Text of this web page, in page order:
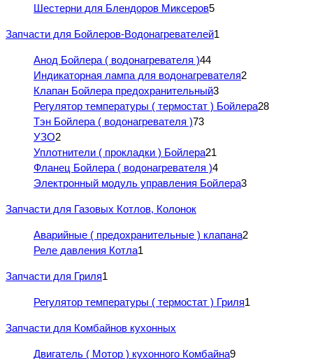
Шестерни для Блендоров Миксеров5
Запчасти для Бойлеров-Водонагревателей1
Анод Бойлера ( водонагревателя )44
Индикаторная лампа для водонагревателя2
Клапан Бойлера предохранительный3
Регулятор температуры ( термостат ) Бойлера28
Тэн Бойлера ( водонагревателя )73
УЗО2
Уплотнители ( прокладки ) Бойлера21
Фланец Бойлера ( водонагревателя )4
Электронный модуль управления Бойлера3
Запчасти для Газовых Котлов, Колонок
Аварийные ( предохранительные ) клапана2
Реле давления Котла1
Запчасти для Гриля1
Регулятор температуры ( термостат ) Гриля1
Запчасти для Комбайнов кухонных
Двигатель ( Мотор ) кухонного Комбайна9